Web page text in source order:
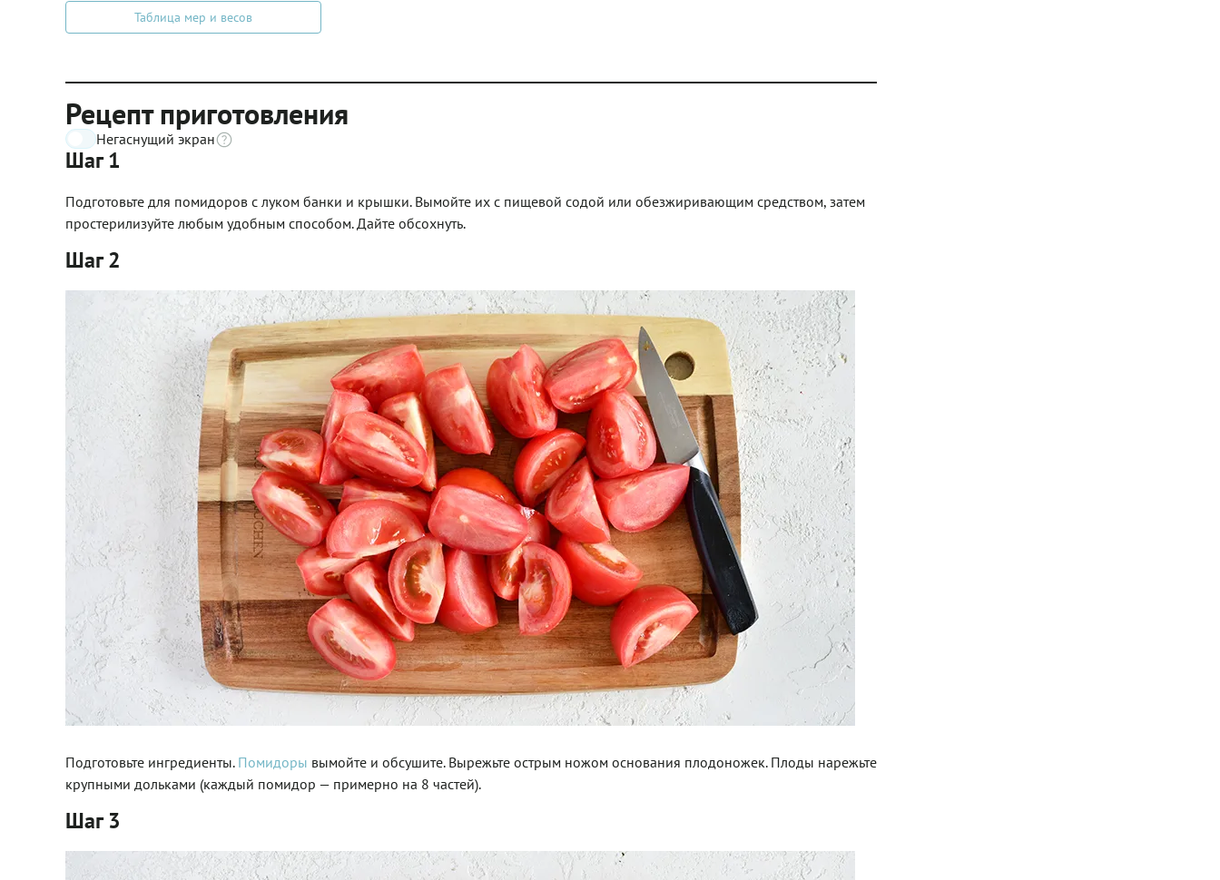
Таблица мер и весов
Рецепт приготовления
Негаснущий экран
Шаг 1
Подготовьте для помидоров с луком банки и крышки. Вымойте их с пищевой содой или обезжиривающим средством, затем
простерилизуйте любым удобным способом. Дайте обсохнуть.
Шаг 2
Подготовьте ингредиенты. Помидоры вымойте и обсушите. Вырежьте острым ножом основания плодоножек. Плоды нарежьте
крупными дольками (каждый помидор — примерно на 8 частей).
Шаг 3